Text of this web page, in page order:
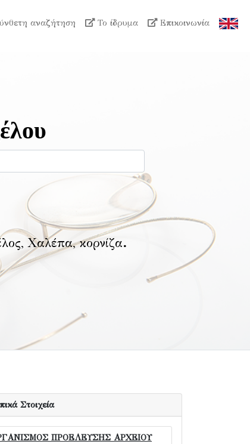
αναζήτηση Το ίδρυμα Επικοινωνία
Χαλέπα, κορνίζα.
Στοιχεία
ΠΡΟΕΛΕΥΣΗΣ ΑΡΧΕΙΟΥ